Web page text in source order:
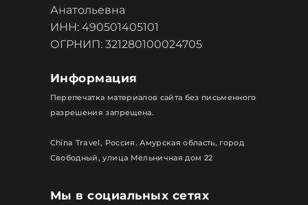
Мы в социальных сетях
Анатольевна
ИНН: 490501405101
ОГРНИП: 321280100024705
Информация
Перепечатка материалов сайта без письменного
разрешения запрещена.
China Travel, Россия. Амурская область, город
Свободный, улица Мельничная дом 22